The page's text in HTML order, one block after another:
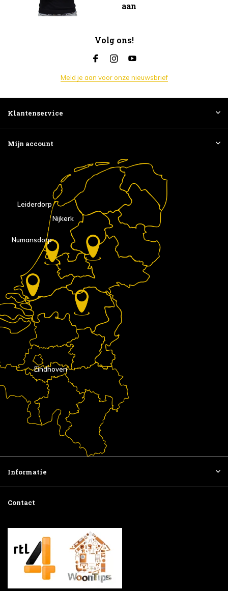
aan
Volg ons!
Meld je aan voor onze nieuwsbrief
Klantenservice
Mijn account
Eindhoven
Nijkerk
Numansdorp
Leiderdorp
Informatie
Contact